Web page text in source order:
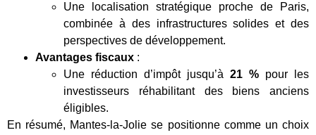
Une localisation stratégique proche de Paris,
combinée à des infrastructures solides et des
perspectives de développement.
Avantages fiscaux :
Une réduction d’impôt jusqu’à 21 % pour les
investisseurs réhabilitant des biens anciens
éligibles.
En résumé, Mantes-la-Jolie se positionne comme un choix